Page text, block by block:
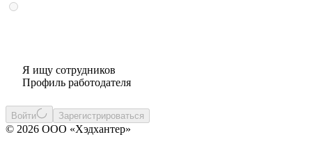
Я ищу сотрудников
Профиль работодателя
Войти Зарегистрироваться
© 2026 ООО «Хэдхантер»